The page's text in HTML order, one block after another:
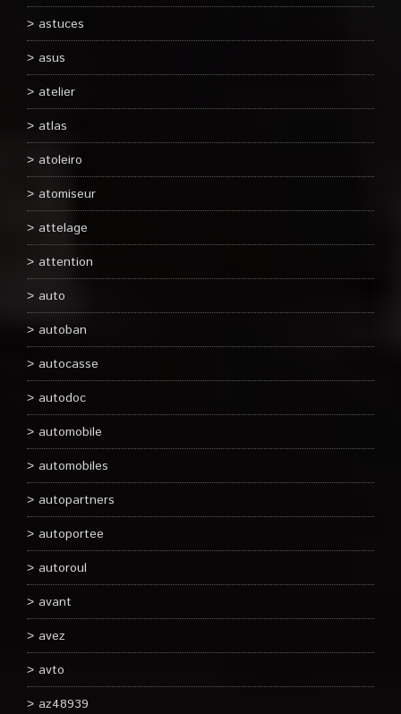
astuces
asus
atelier
atlas
atoleiro
atomiseur
attelage
attention
auto
autoban
autocasse
autodoc
automobile
automobiles
autopartners
autoportee
autoroul
avant
avez
avto
az48939